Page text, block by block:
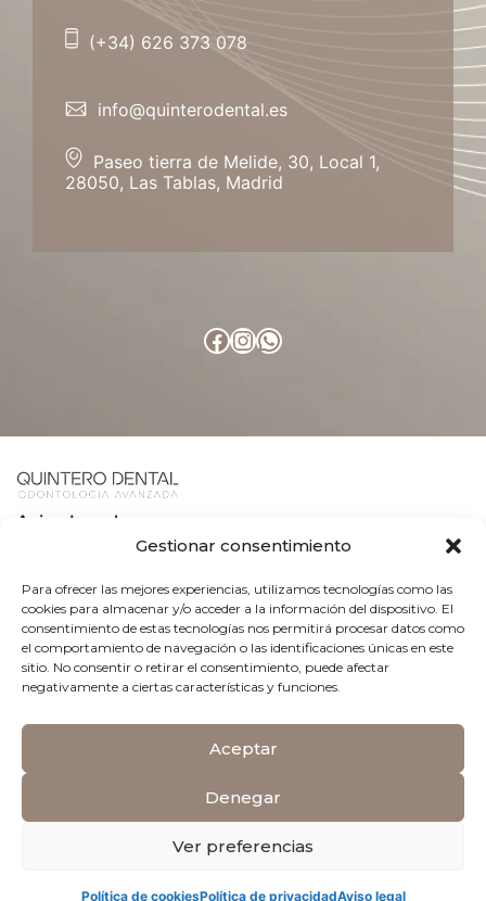
Gestionar consentimiento
Para ofrecer las mejores experiencias, utilizamos tecnologías como las
cookies para almacenar y/o acceder a la información del dispositivo. El
consentimiento de estas tecnologías nos permitirá procesar datos como
el comportamiento de navegación o las identificaciones únicas en este
sitio. No consentir o retirar el consentimiento, puede afectar
negativamente a ciertas características y funciones.
Aceptar
Denegar
Ver preferencias
Política de cookiesPolítica de privacidadAviso legal
(+34) 626 373 078
info@quinterodental.es
Paseo tierra de Melide, 30, Local 1,
28050, Las Tablas, Madrid
Aviso Legal
Política de Privacidad
© 2026 Hecho en los estudios de
Odontomarketing